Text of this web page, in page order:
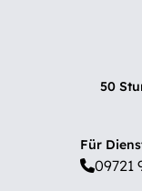
50
Für
09721